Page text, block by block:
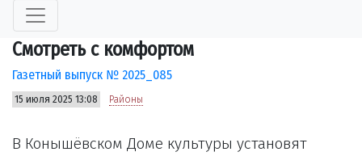
Смотреть с комфортом
Газетный выпуск № 2025_085
15 июля 2025 13:08 Районы
В Конышёвском Доме культуры установят